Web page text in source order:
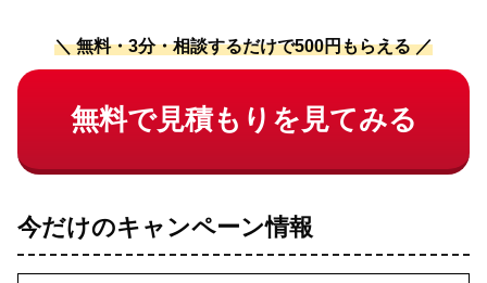
＼ 無料・3分・相談するだけで500円もらえる ／
無料で見積もりを見てみる
今だけのキャンペーン情報